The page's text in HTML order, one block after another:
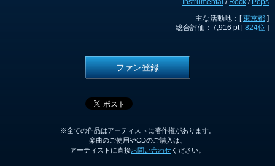
Instrumental / Rock / Pops
主な活動地：[東京都 ]
総合評価：7,916 pt [824位 ]
ファン登録
※全ての作品はアーティストに著作権があります。
楽曲のご使用やCDのご購入は、
アーティストに直接お問い合わせ ください。